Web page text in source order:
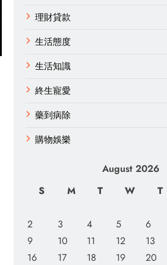
理財貸款
生活態度
生活知識
終生寵愛
藥到病除
購物娛樂
August 2026
S
M T W T
2
3 4 5 6
9
10 11 12 13
16
17 18 19 20